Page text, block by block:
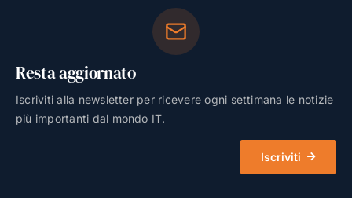
Resta aggiornato
Iscriviti alla newsletter per ricevere ogni settimana le notizie
più importanti dal mondo IT.
Iscriviti